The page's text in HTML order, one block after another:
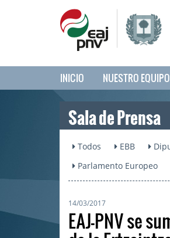
INICIO NUESTRO EQUIPO
Sala de Prensa
Todos EBB
Parlamento Europeo
14/03/2017
EAJ-PNV se